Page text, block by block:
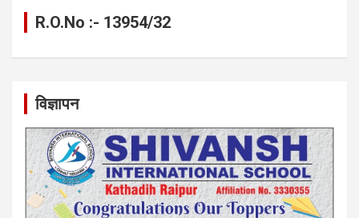
R.O.No :- 13954/32
विज्ञापन